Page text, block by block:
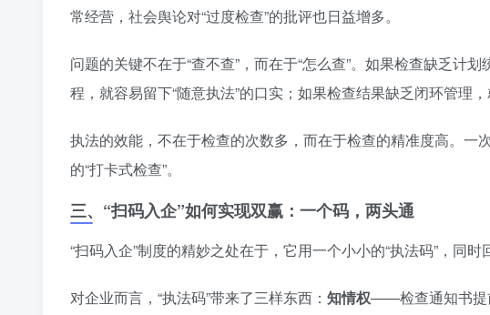
常经营，社会舆论对“过度检查”的批评也日益增多。
问题的关键不在于“查不查”，而在于“怎么查”。如果检查缺乏计
程，就容易留下“随意执法”的口实；如果检查结果缺乏闭环管理，
执法的效能，不在于检查的次数多，而在于检查的精准度高。
的“打卡式检查”。
三、“扫码入企”如何实现双赢：一个码，两头通
“扫码入企”制度的精妙之处在于，它用一个小小的“执法码”，同时
对企业而言，“执法码”带来了三样东西： 知情权——检查通知书提